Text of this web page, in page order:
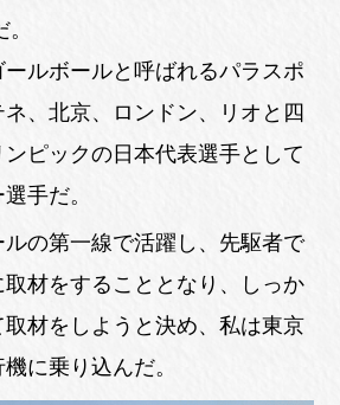
ルボールと呼ばれるパラスポ
、北京、ロンドン、リオと四
ピックの日本代表選手として
手だ。
の第一線で活躍し、先駆者で
取材をすることとなり、しっか
取材をしようと決め、私は東京
に乗り込んだ。